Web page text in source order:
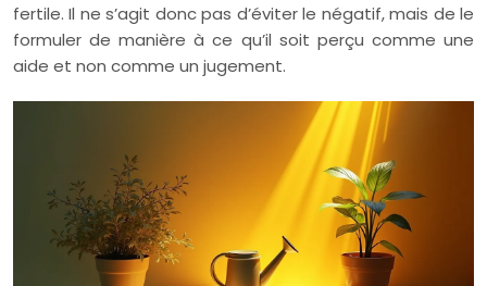
fertile. Il ne s’agit donc pas d’éviter le négatif, mais de le
formuler de manière à ce qu’il soit perçu comme une
aide et non comme un jugement.